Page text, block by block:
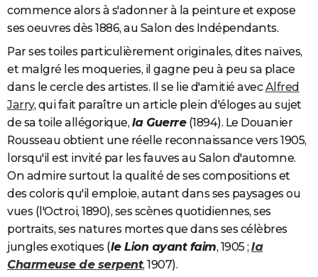
COPAINS D'AVANT
FORUM
Bricolage
Lifestyle
Culture
Sport
Auto
Television
Voyage
Cinema
commence alors à s'adonner à la peinture et expose
ses oeuvres dès 1886, au Salon des Indépendants.
Par ses toiles particulièrement originales, dites naïves,
et malgré les moqueries, il gagne peu à peu sa place
dans le cercle des artistes. Il se lie d'amitié avecAlfred
Jarry, qui fait paraître un article plein d'éloges au sujet
de sa toile allégorique, la Guerre(1894). Le Douanier
Rousseau obtient une réelle reconnaissance vers 1905,
lorsqu'il est invité par les fauves au Salon d'automne.
On admire surtout la qualité de ses compositions et
des coloris qu'il emploie, autant dans ses paysages ou
vues (l'Octroi, 1890), ses scènes quotidiennes, ses
portraits, ses natures mortes que dans ses célèbres
jungles exotiques (le Lion ayant faim, 1905 ; la
Charmeuse de serpent, 1907).